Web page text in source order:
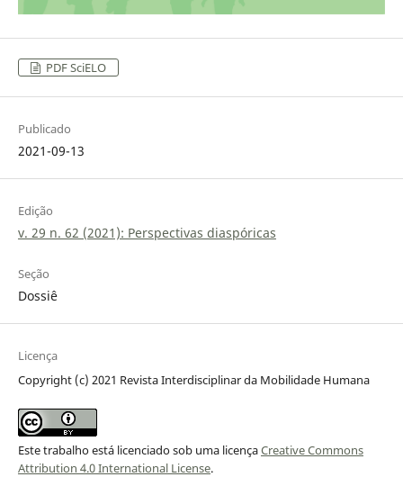
PDF SciELO
Publicado
2021-09-13
Edição
v. 29 n. 62 (2021): Perspectivas diaspóricas
Seção
Dossiê
Licença
Copyright (c) 2021 Revista Interdisciplinar da Mobilidade Humana
Este trabalho está licenciado sob uma licençaCreative Commons
Attribution 4.0 International License.